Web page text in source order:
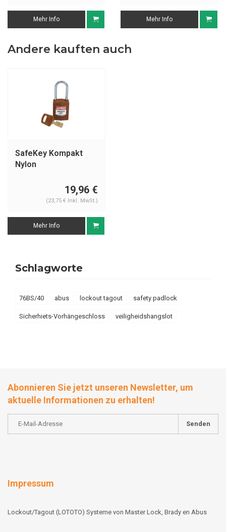
Mehr Info Mehr Info
Andere kauften auch
SafeKey Kompakt
Nylon
mit Aluminiumbügel
braun 151662
19,96 €
(23,75 € Inkl. MwSt.)
Mehr Info
Schlagworte
76BS/40 abus lockout tagout safety padlock
Sicherhiets-Vorhängeschloss veiligheidshangslot
Abonnieren Sie jetzt unseren Newsletter, um
aktuelle Informationen zu erhalten!
Senden
Impressum
Lockout/Tagout (LOTOTO) Systeme von Master Lock, Brady en Abus